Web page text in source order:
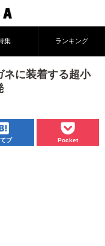
集 ランキング
ネに装着する超小
ブ Pocket